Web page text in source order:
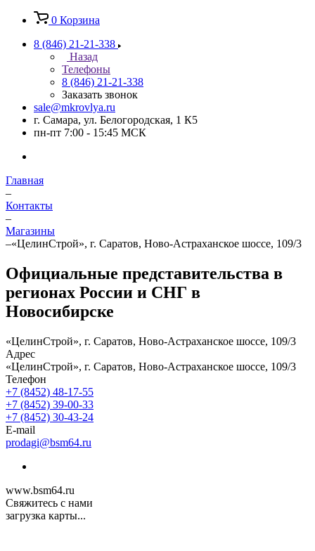
0 Корзина
8 (846) 21-21-338
Назад
Телефоны
8 (846) 21-21-338
Заказать звонок
sale@mkrovlya.ru
г. Самара, ул. Белогородская, 1 К5
пн-пт 7:00 - 15:45 МСК
Главная
–
Контакты
–
Магазины
–«ЦелинСтрой», г. Саратов, Ново-Астраханское шоссе, 109/3
Официальные представительства в
регионах России и СНГ в
Новосибирске
«ЦелинСтрой», г. Саратов, Ново-Астраханское шоссе, 109/3
Адрес
«ЦелинСтрой», г. Саратов, Ново-Астраханское шоссе, 109/3
Телефон
+7 (8452) 48-17-55
+7 (8452) 39-00-33
+7 (8452) 30-43-24
E-mail
prodagi@bsm64.ru
www.bsm64.ru
Свяжитесь с нами
загрузка карты...